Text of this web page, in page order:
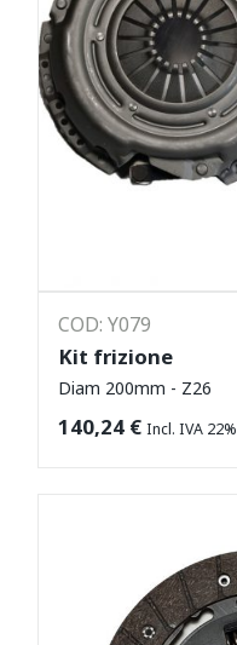
COD: Y079
Kit frizione
Diam 200mm - Z26
140,24 € Incl. IVA 22%